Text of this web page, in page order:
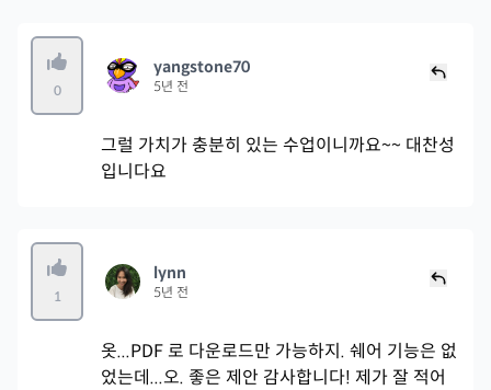
0
yangstone70
5년 전
그럴 가치가 충분히 있는 수업이니까요~~ 대찬성
입니다요
1
lynn
5년 전
옷...PDF 로 다운로드만 가능하지. 쉐어 기능은 없
었는데...오. 좋은 제안 감사합니다! 제가 잘 적어